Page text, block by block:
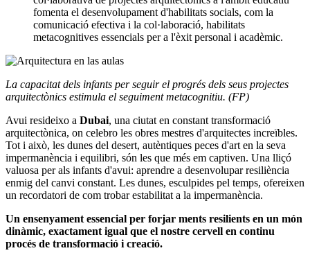
fomenta el desenvolupament d'habilitats socials, com la
comunicació efectiva i la col·laboració, habilitats
metacognitives essencials per a l'èxit personal i acadèmic.
La capacitat dels infants per seguir el progrés dels seus projectes
arquitectònics estimula el seguiment metacognitiu. (FP)
Avui resideixo a Dubai, una ciutat en constant transformació
arquitectònica, on celebro les obres mestres d'arquitectes increïbles.
Tot i això, les dunes del desert, autèntiques peces d'art en la seva
impermanència i equilibri, són les que més em captiven. Una lliçó
valuosa per als infants d'avui: aprendre a desenvolupar resiliència
enmig del canvi constant. Les dunes, esculpides pel temps, ofereixen
un recordatori de com trobar estabilitat a la impermanència.
Un ensenyament essencial per forjar ments resilients en un món
dinàmic, exactament igual que el nostre cervell en continu
procés de transformació i creació.